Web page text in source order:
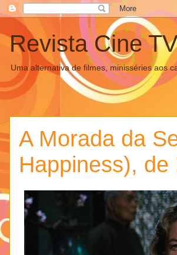
Revista Cine
Uma alternativa de filmes, minisséries aos
A Morada da
Happiness),